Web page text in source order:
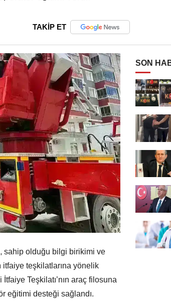
TAKİP ET
sahip olduğu bilgi birikimi ve
teşkilatlarına yönelik
Teşkilatı’nın araç filosuna
eğitimi desteği sağlandı.
SON